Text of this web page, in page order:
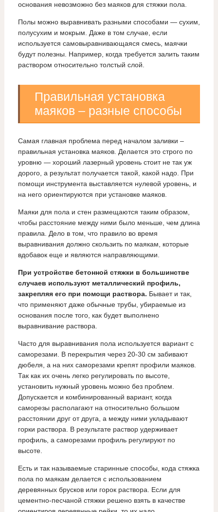
основания невозможно без маяков для стяжки пола.
Полы можно выравнивать разными способами — сухим,
полусухим и мокрым. Даже в том случае, если
используется самовыравнивающаяся смесь, маячки
будут полезны. Например, когда требуется залить таким
раствором относительно толстый слой.
Правильная установка
маяков – разные способы
Самая главная проблема перед началом заливки –
правильная установка маяков. Делается это строго по
уровню — хороший лазерный уровень стоит не так уж
дорого, а результат получается такой, какой надо. При
помощи инструмента выставляется нулевой уровень, и
на него ориентируются при установке маяков.
Маяки для пола и стен размещаются таким образом,
чтобы расстояние между ними было меньше, чем длина
правила. Дело в том, что правило во время
выравнивания должно скользить по маякам, которые
вдобавок еще и являются направляющими.
При устройстве бетонной стяжки в большинстве
случаев используют металлический профиль,
закрепляя его при помощи раствора. Бывает и так,
что применяют даже обычные трубы, убираемые из
основания после того, как будет выполнено
выравнивание раствора.
Часто для выравнивания пола используется вариант с
саморезами. В перекрытия через 20-30 см забивают
дюбеля, а на них саморезами крепят профили маяков.
Так как их очень легко регулировать по высоте,
установить нужный уровень можно без проблем.
Допускается и комбинированный вариант, когда
саморезы располагают на относительно большом
расстоянии друг от друга, а между ними укладывают
горки раствора. В результате раствор удерживает
профиль, а саморезами профиль регулируют по
высоте.
Есть и так называемые старинные способы, кода стяжка
пола по маякам делается с использованием
деревянных брусков или горок раствора. Если для
цементно-песчаной стяжки решено взять в качестве